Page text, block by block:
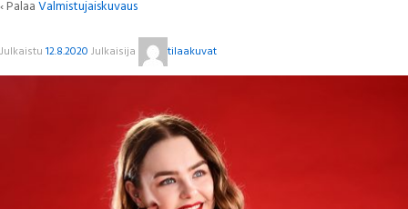
‹ PalaaValmistujaiskuvaus
Julkaistu 12.8.2020 Julkaisija tilaakuvat